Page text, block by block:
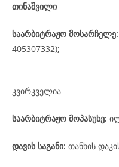
თინაშვილი
საარბიტრაჟო მოსარჩელე:
405307332);
კვირკველია
საარბიტრაჟო მოპასუხე:
დავის საგანი: თანხის